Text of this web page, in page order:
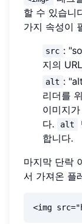
할 수 있습니
가지 속성이
src :
지의
alt :
리더를
이미지
다.
alt
합니다.
마지막 단락
서 가져온 플